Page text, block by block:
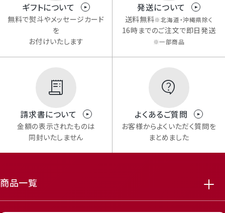
Mail Magazine
メルマガ登録
ギフトについて
無料で熨斗やメッセージカード
を
お付けいたします
発送について
送料無料※北海道・沖縄県除く
16時までのご注文で即日発送
※一部商品
請求書について
金額の表示されたものは
同封いたしません
よくあるご質問
お客様からよくいただく質問を
まとめました
商品一覧